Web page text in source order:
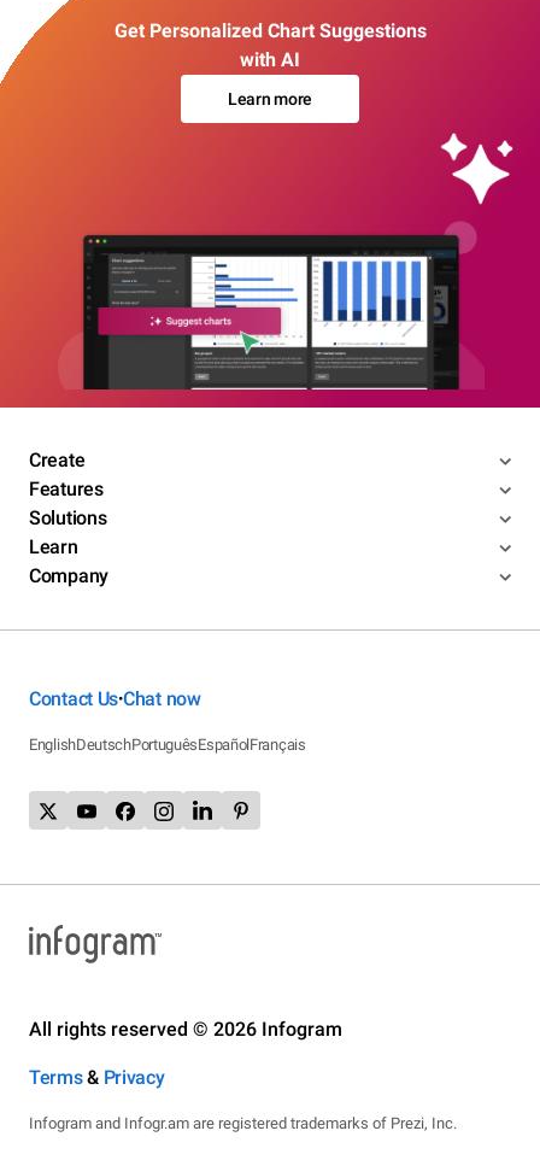
Get Personalized Chart Suggestions
with AI
Learn more
Create
Features
Solutions
Learn
Company
Contact Us•Chat now
EnglishDeutschPortuguêsEspañolFrançais
All rights reserved © 2026 Infogram
Terms& Privacy
Infogram and Infogr.am are registered trademarks of Prezi, Inc.